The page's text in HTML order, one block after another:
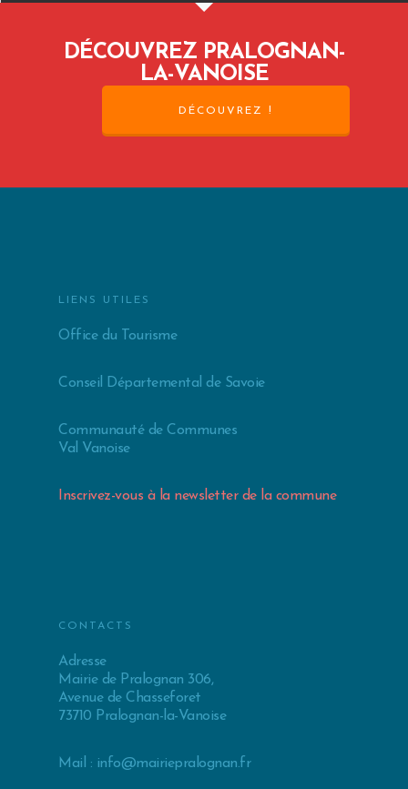
DÉCOUVREZ PRALOGNAN-
LA-VANOISE
DÉCOUVREZ !
LIENS UTILES
Office du Tourisme
Conseil Départemental de Savoie
Communauté de Communes
Val Vanoise
Inscrivez-vous à la newsletter de la commune
CONTACTS
Adresse
Mairie de Pralognan 306,
Avenue de Chasseforet
73710 Pralognan-la-Vanoise
Mail : info@mairiepralognan.fr